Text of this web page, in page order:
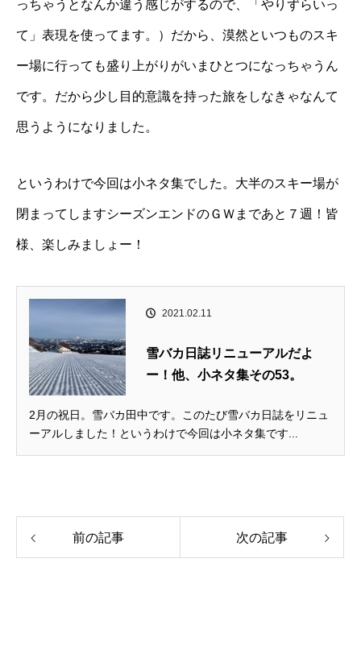
っちゃうとなんか違う感じがするので、「やりずらいっ
て」表現を使ってます。）だから、漠然といつものスキ
ー場に行っても盛り上がりがいまひとつになっちゃうん
です。だから少し目的意識を持った旅をしなきゃなんて
思うようになりました。
というわけで今回は小ネタ集でした。大半のスキー場が
閉まってしますシーズンエンドのＧＷまであと７週！皆
様、楽しみましょー！
2021.02.11
雪バカ日誌リニューアルだよ
ー！他、小ネタ集その53。
2月の祝日。雪バカ田中です。このたび雪バカ日誌をリニュ
ーアルしました！というわけで今回は小ネタ集です...
前の記事 次の記事